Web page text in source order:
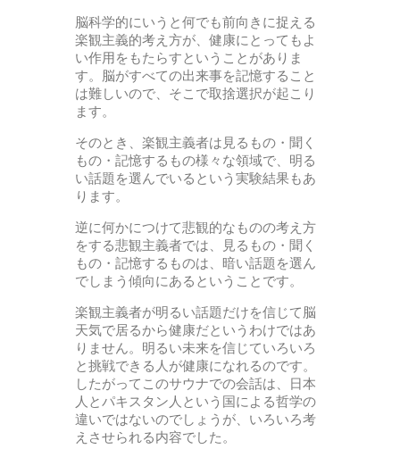
脳科学的にいうと何でも前向きに捉える
楽観主義的考え方が、健康にとってもよ
い作用をもたらすということがありま
す。脳がすべての出来事を記憶すること
は難しいので、そこで取捨選択が起こり
ます。
そのとき、楽観主義者は見るもの・聞く
もの・記憶するもの様々な領域で、明る
い話題を選んでいるという実験結果もあ
ります。
逆に何かにつけて悲観的なものの考え方
をする悲観主義者では、見るもの・聞く
もの・記憶するものは、暗い話題を選ん
でしまう傾向にあるということです。
楽観主義者が明るい話題だけを信じて脳
天気で居るから健康だというわけではあ
りません。明るい未来を信じていろいろ
と挑戦できる人が健康になれるのです。
したがってこのサウナでの会話は、日本
人とパキスタン人という国による哲学の
違いではないのでしょうが、いろいろ考
えさせられる内容でした。